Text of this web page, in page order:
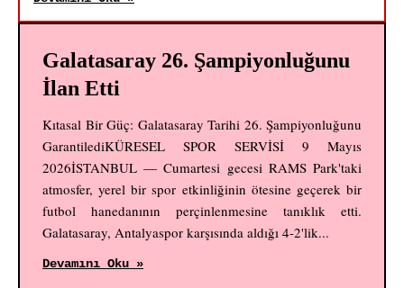
Galatasaray 26. Şampiyonluğunu
İlan Etti
Kıtasal Bir Güç: Galatasaray Tarihi 26. Şampiyonluğunu
GarantilediKÜRESEL SPOR SERVİSİ 9 Mayıs
2026İSTANBUL — Cumartesi gecesi RAMS Park'taki
atmosfer, yerel bir spor etkinliğinin ötesine geçerek bir
futbol hanedanının perçinlenmesine tanıklık etti.
Galatasaray, Antalyaspor karşısında aldığı 4-2'lik...
Devamını Oku »